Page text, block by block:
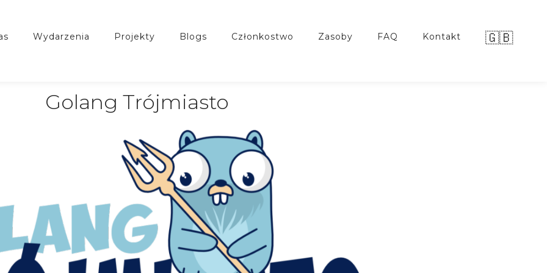
wydarzenia projekty blogs członkostwo zasoby FAQ kontakt 🇬🇧
Golang Trójmiasto